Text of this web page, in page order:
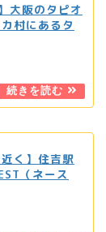
大阪のタピオ
村にあるタ
く】住吉駅
（ネース